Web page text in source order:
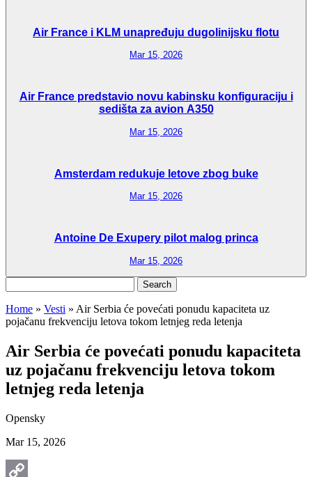
Air France i KLM unapređuju dugolinijsku flotu
Mar 15, 2026
Air France predstavio novu kabinsku konfiguraciju i
sedišta za avion A350
Mar 15, 2026
Amsterdam redukuje letove zbog buke
Mar 15, 2026
Antoine De Exupery pilot malog princa
Mar 15, 2026
for:
Home » Vesti » Air Serbia će povećati ponudu kapaciteta uz
pojačanu frekvenciju letova tokom letnjeg reda letenja
Air Serbia će povećati ponudu kapaciteta
uz pojačanu frekvenciju letova tokom
letnjeg reda letenja
Opensky
Mar 15, 2026